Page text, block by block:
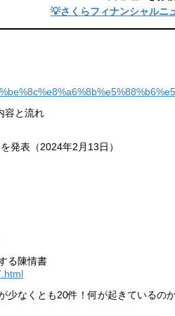
💡さくらフィナンシャルニ
容と流れ
発表（2024年2月13日）
る陳情書
少なくとも20件！何が起きているの